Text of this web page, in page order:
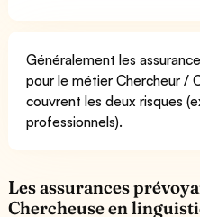
Généralement les
pour le métier Chercheur /
couvrent les deux risques
professionnels).
Les assurances
Chercheuse en